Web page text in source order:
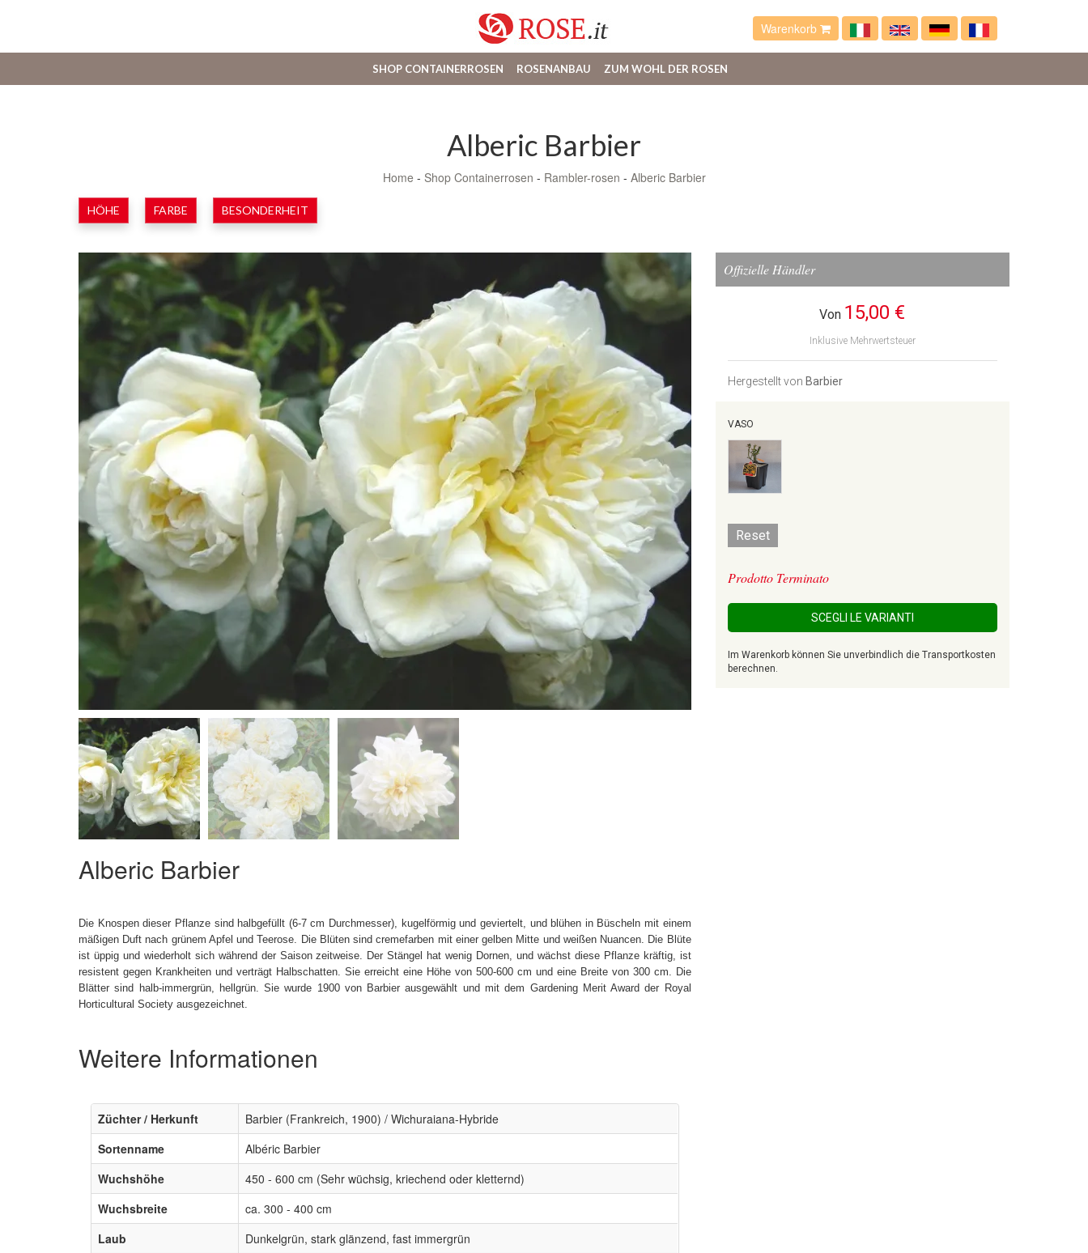
Warenkorb
SHOP CONTAINERROSEN ROSENANBAU ZUM WOHL DER ROSEN
Alberic Barbier
Home - Shop Containerrosen - Rambler-rosen - Alberic Barbier
HÖHE FARBE BESONDERHEIT
Alberic Barbier
Die Knospen dieser Pflanze sind halbgefüllt (6-7 cm Durchmesser), kugelförmig und geviertelt, und blühen in Büscheln mit einem
mäßigen Duft nach grünem Apfel und Teerose. Die Blüten sind cremefarben mit einer gelben Mitte und weißen Nuancen. Die Blüte
ist üppig und wiederholt sich während der Saison zeitweise. Der Stängel hat wenig Dornen, und wächst diese Pflanze kräftig, ist
resistent gegen Krankheiten und verträgt Halbschatten. Sie erreicht eine Höhe von 500-600 cm und eine Breite von 300 cm. Die
Blätter sind halb-immergrün, hellgrün. Sie wurde 1900 von Barbier ausgewählt und mit dem Gardening Merit Award der Royal
Horticultural Society ausgezeichnet.
Weitere Informationen
Züchter / Herkunft
Barbier (Frankreich, 1900) / Wichuraiana-Hybride
Sortenname
Albéric Barbier
Wuchshöhe
450 - 600 cm (Sehr wüchsig, kriechend oder kletternd)
Wuchsbreite
ca. 300 - 400 cm
Laub
Dunkelgrün, stark glänzend, fast immergrün
Offizielle Händler
Von 15,00 €
Inklusive Mehrwertsteuer
Hergestellt von Barbier
VASO
Reset
Prodotto Terminato
SCEGLI LE VARIANTI
Im Warenkorb können Sie unverbindlich die Transportkosten
berechnen.